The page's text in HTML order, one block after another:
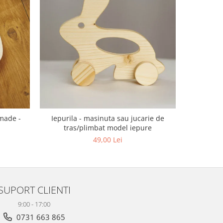
-
Iepurila - masinuta sau jucarie de
tras/plimbat model iepure
49,00 Lei
CLIENTI
9:00 - 17:00
0731 663 865